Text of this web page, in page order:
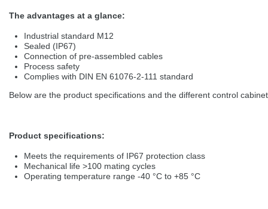
We have detected, that your browser prefers another language than the
selected one. This website is also available in Czech. Would you like to
Switch to Czech version
Zdá se, že Váš prohlížeč je v jiném jazyce, než jaký je momentálně používán.
Váš prohlížeč se zdá být v jiném jazyce, než je právě používaný jazyk. Tato
stránka je také k dispozici v němčině. Přejete si přejít na německou verzi?
Přepněte na německou verzi Zůstaňte v této verzi
The advantages at a glance:
Industrial standard M12
Sealed (IP67)
Connection of pre-assembled cables
Process safety
Complies with DIN EN 61076-2-111 standard
Below are the product specifications and the different control
Product specifications:
Meets the requirements of IP67 protection class
Mechanical life >100 mating cycles
Operating temperature range -40 °C to +85 °C